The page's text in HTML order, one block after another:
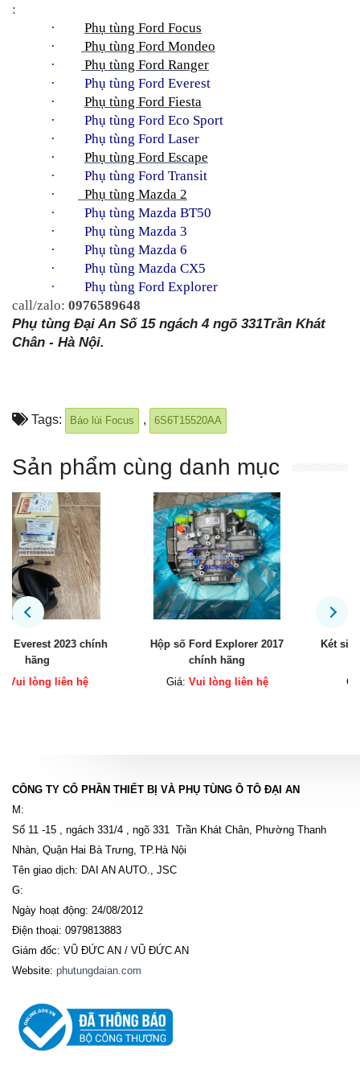
:
· Phụ tùng Ford Focus
·
Phụ tùng Ford Mondeo
·
Phụ tùng Ford Ranger
·
Phụ tùng Ford Everest
· Phụ tùng Ford Fiesta
·
Phụ tùng Ford Eco Sport
·
Phụ tùng Ford Laser
· Phụ tùng Ford Escape
·
Phụ tùng Ford Transit
·
Phụ tùng Mazda 2
·
Phụ tùng Mazda BT50
·
Phụ tùng Mazda 3
·
Phụ tùng Mazda 6
·
Phụ tùng Mazda CX5
·
Phụ tùng Ford Explorer
call/zalo: 0976589648
Phụ tùng Đại An Số 15 ngách 4 ngõ 331Trần Khát
Chân - Hà Nội.
Tags: Báo lùi Focus , 6S6T15520AA
Sản phẩm cùng danh mục
Hộp số Ford Explorer 2017
Giá:Vui lòng liên hệ
Két sinh hàn động cơ Explorer
chính hãng
Giá:Vui lòng liên hệ
CÔNG TY CỔ PHẦN THIẾT BỊ VÀ PHỤ TÙNG Ô TÔ ĐẠI AN
M:
Số 11 -15 , ngách 331/4 , ngõ 331 Trần Khát Chân, Phường Thanh
Nhàn, Quận Hai Bà Trưng, TP.Hà Nội
Tên giao dịch: DAI AN AUTO., JSC
G:
Ngày hoạt động: 24/08/2012
Điện thoại: 0979813883
Giám đốc: VŨ ĐỨC AN / VŨ ĐỨC AN
Website: phutungdaian.com